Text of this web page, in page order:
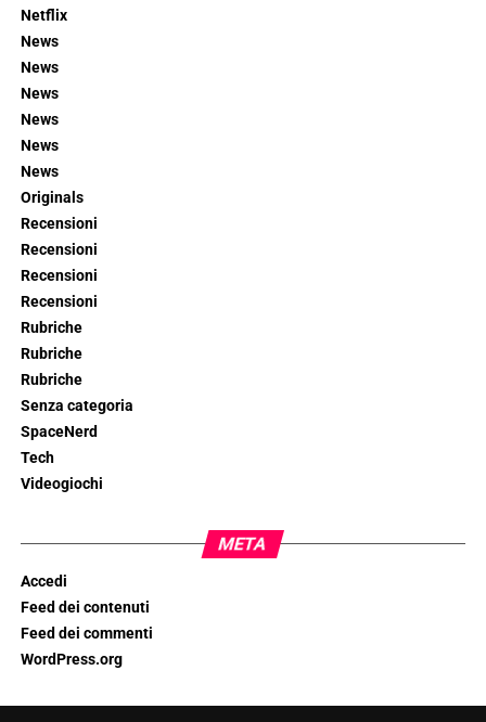
Netflix
News
News
News
News
News
News
Originals
Recensioni
Recensioni
Recensioni
Recensioni
Rubriche
Rubriche
Rubriche
Senza categoria
SpaceNerd
Tech
Videogiochi
META
Accedi
Feed dei contenuti
Feed dei commenti
WordPress.org